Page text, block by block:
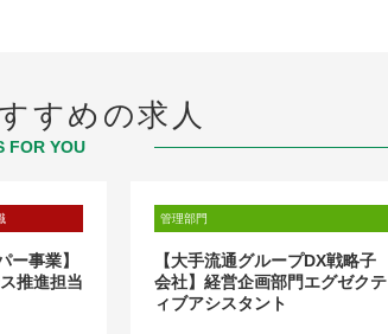
すめの求人
FOR YOU
ー事業】
推進担当
管理部門
【大手流通グループDX戦略子
会社】経営企画部門エグゼクテ
ィブアシスタント